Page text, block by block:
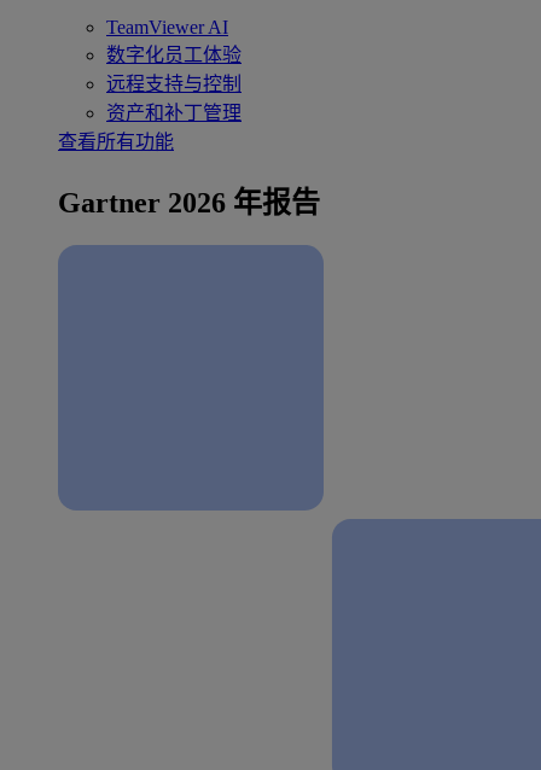
TeamViewer AI
数字化员工体验
远程支持与控制
资产和补丁管理
查看所有功能
Gartner 2026 年报告